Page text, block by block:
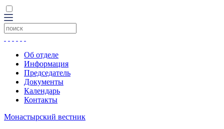
Об отделе
Информация
Председатель
Документы
Календарь
Контакты
Монастырский вестник